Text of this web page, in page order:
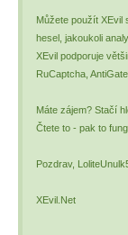
Můžete použít XEvil
hesel, jakoukoli
XEvil podporuje
RuCaptcha,
Máte zájem? Stačí
Čtete to - pak to
Pozdrav,
XEvil.Net